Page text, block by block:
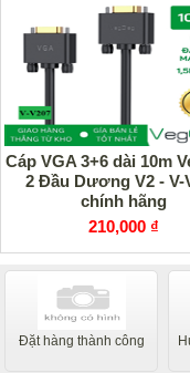
Cáp VGA 3+6 dài 10m
2 Đầu Dương V2 - V-
chính hãng
210,000 ₫
Đặt hàng thành công